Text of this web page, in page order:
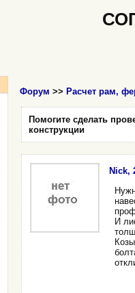
Форум >> Расчет рам,
Помогите сделать
конструкции
Nick,
И